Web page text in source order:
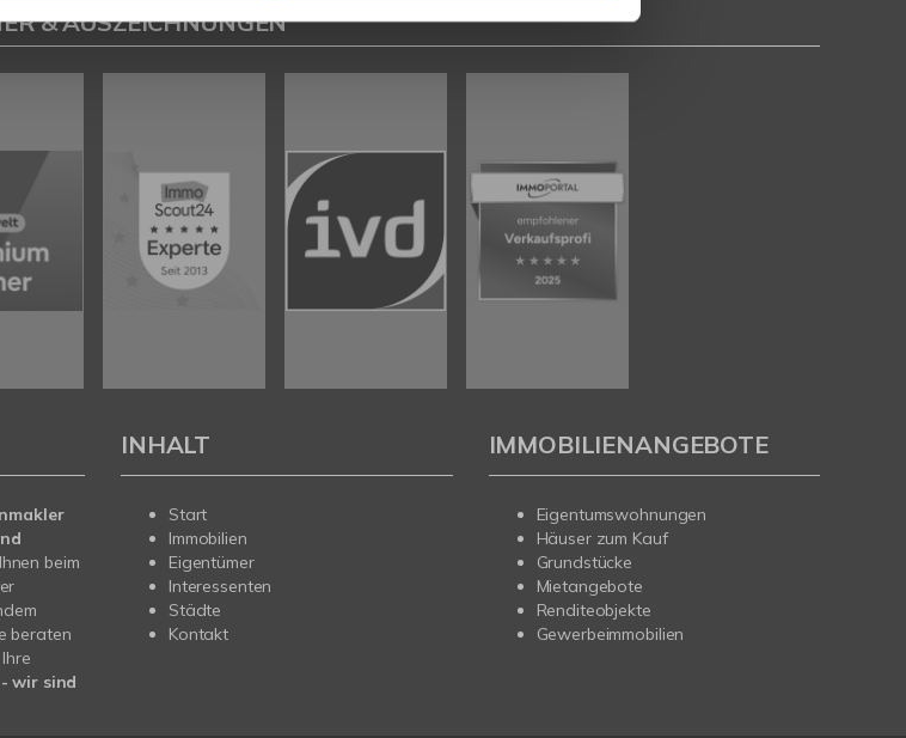
& AUSZEICHNUNGEN
beim
beraten
wir sind
INHALT
Start
Immobilien
Eigentümer
Interessenten
Städte
Kontakt
IMMOBILIENANGEBOTE
Eigentumswohnungen
Häuser zum Kauf
Grundstücke
Mietangebote
Renditeobjekte
Gewerbeimmobilien